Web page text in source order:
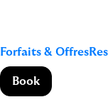
Forfaits & Offres
Book